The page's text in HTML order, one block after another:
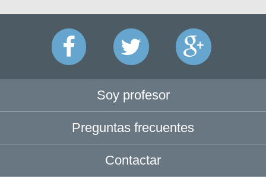
Soy profesor
Preguntas frecuentes
Contactar